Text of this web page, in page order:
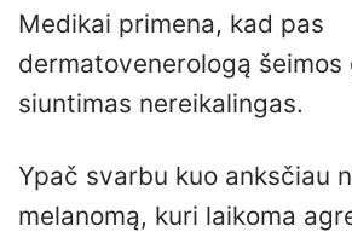
Medikai primena, kad pas
dermatovenerologą
siuntimas nereikalingas.
Ypač svarbu kuo anksčiau
melanomą, kuri laikoma